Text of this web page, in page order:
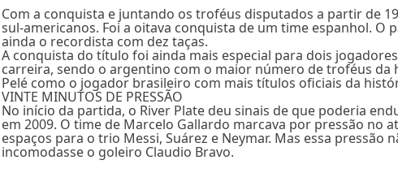
Com a conquista e juntando os troféus disputados a partir de
sul-americanos. Foi a oitava conquista de um time espanhol. O
ainda o recordista com dez taças.
A conquista do título foi ainda mais especial para dois
carreira, sendo o argentino com o maior número de troféus
Pelé como o jogador brasileiro com mais títulos oficiais da
VINTE MINUTOS DE PRESSÃO
No início da partida, o River Plate deu sinais de que poderia
em 2009. O time de Marcelo Gallardo marcava por pressão no
espaços para o trio Messi, Suárez e Neymar. Mas essa
incomodasse o goleiro Claudio Bravo.